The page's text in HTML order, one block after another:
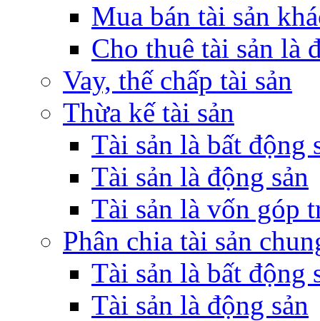
Mua bán tài sản
Cho thuê tài sản là
Vay, thế chấp tài sản
Thừa kế tài sản
Tài sản là bất động
Tài sản là động sản
Tài sản là vốn góp
Phân chia tài sản
Tài sản là bất động
Tài sản là động sản